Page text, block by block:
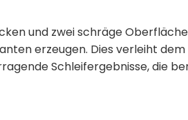
und zwei schräge
erzeugen. Dies verleiht
Schleifergebnisse, die